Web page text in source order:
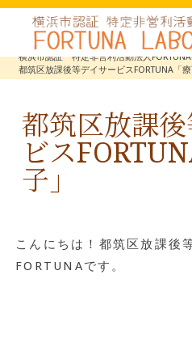
横浜市認証 特定非営利活動法人
都筑区放課後等デイサービスFORTUNA「療
都筑区放課
ビス
子」
こんにちは！都筑区放課後
FORTUNAです。